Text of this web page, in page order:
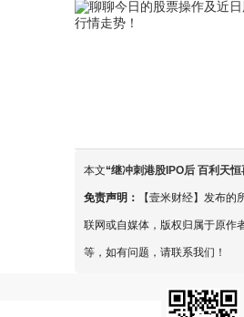
本文“继冲刺港股IPO后 百利天
免责声明： 【壹米财经】发布
联网或自媒体，版权归属于原作
等，如有问题，请联系我们！